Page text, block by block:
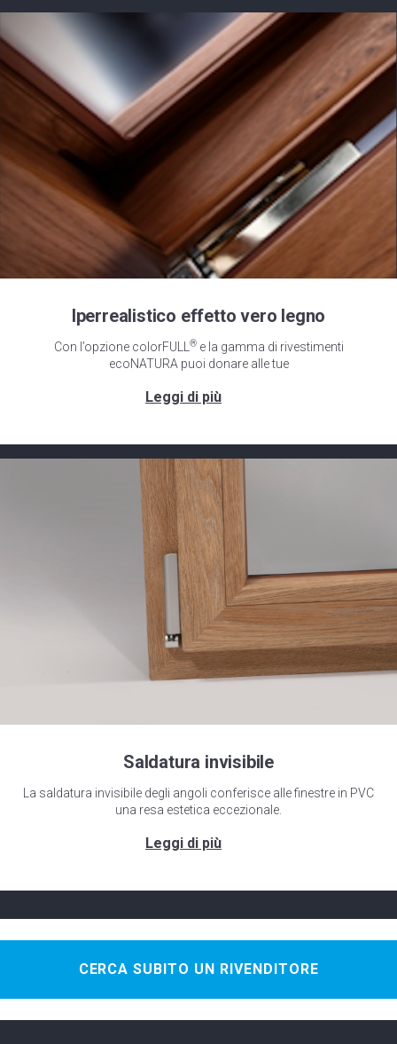
Iperrealistico effetto vero legno
Con l’opzione colorFULL ®e la gamma di rivestimenti
ecoNATURA puoi donare alle tue
Saldatura invisibile
La saldatura invisibile degli angoli conferisce alle finestre in PVC
una resa estetica eccezionale.
CERCA SUBITO UN RIVENDITORE